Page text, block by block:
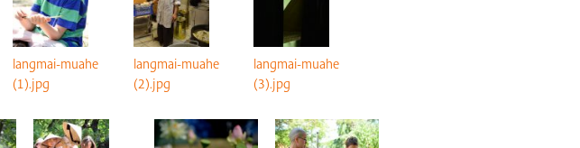
langmai-muahe
(1).jpg
langmai-muahe
(2).jpg
langmai-muahe
(3).jpg